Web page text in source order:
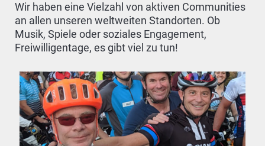
Wir haben eine Vielzahl von aktiven Communities
an allen unseren weltweiten Standorten. Ob
Musik, Spiele oder soziales Engagement,
Freiwilligentage, es gibt viel zu tun!